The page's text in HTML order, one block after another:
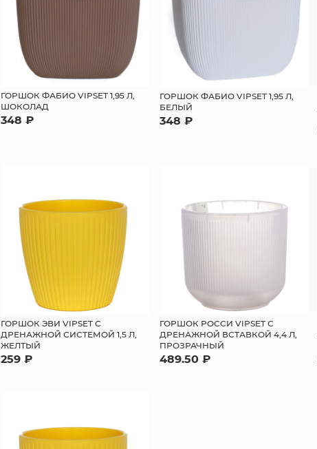
ГОРШОК ФАБИО VIPSET 1,95 Л,
ШОКОЛАД
348 ₽
ГОРШОК ФАБИО VIPSET 1,95 Л,
БЕЛЫЙ
348 ₽
ГОРШОК ЭВИ VIPSET С
ДРЕНАЖНОЙ СИСТЕМОЙ 1,5 Л,
ЖЕЛТЫЙ
259 ₽
ГОРШОК РОССИ VIPSET С
ДРЕНАЖНОЙ ВСТАВКОЙ 4,4 Л,
ПРОЗРАЧНЫЙ
489.50 ₽